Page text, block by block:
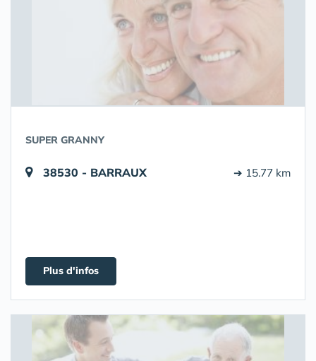
SUPER GRANNY
38530 - BARRAUX ➔ 15.77 km
Plus d'infos